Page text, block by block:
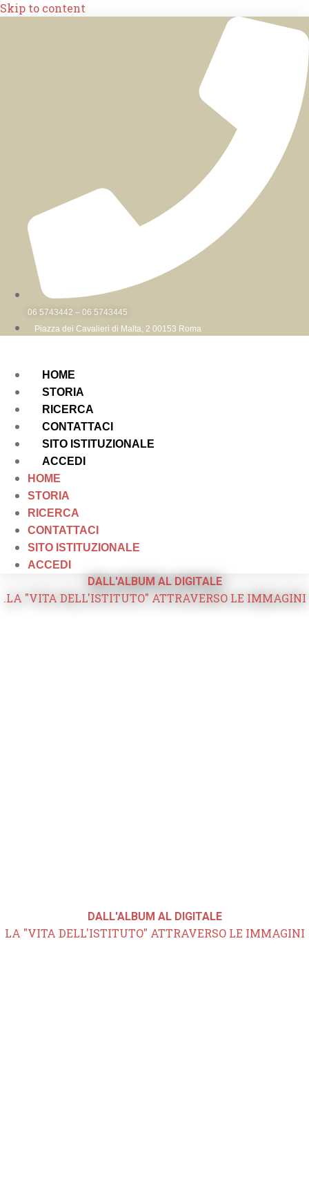
Skip to content
06 5743442 – 06 5743445
Piazza dei Cavalieri di Malta, 2 00153 Roma
HOME
STORIA
RICERCA
CONTATTACI
SITO ISTITUZIONALE
ACCEDI
HOME
STORIA
RICERCA
CONTATTACI
SITO ISTITUZIONALE
ACCEDI
DALL'ALBUM AL DIGITALE
.LA "VITA DELL'ISTITUTO" ATTRAVERSO LE IMMAGINI
DALL'ALBUM AL DIGITALE
LA "VITA DELL'ISTITUTO" ATTRAVERSO LE IMMAGINI